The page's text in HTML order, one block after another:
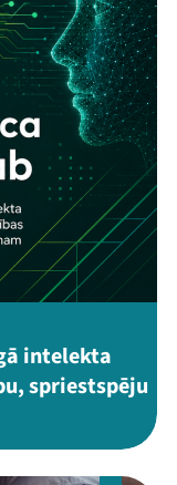
Flick TikTok
intelekta
spriestspēju